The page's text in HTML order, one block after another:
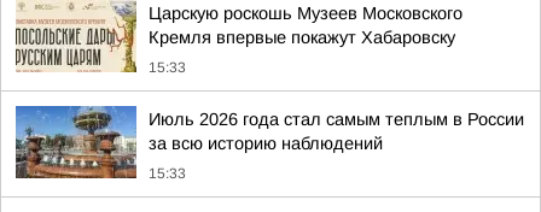
Царскую роскошь Музеев Московского
Кремля впервые покажут Хабаровску
15:33
Июль 2026 года стал самым теплым в России
за всю историю наблюдений
15:33